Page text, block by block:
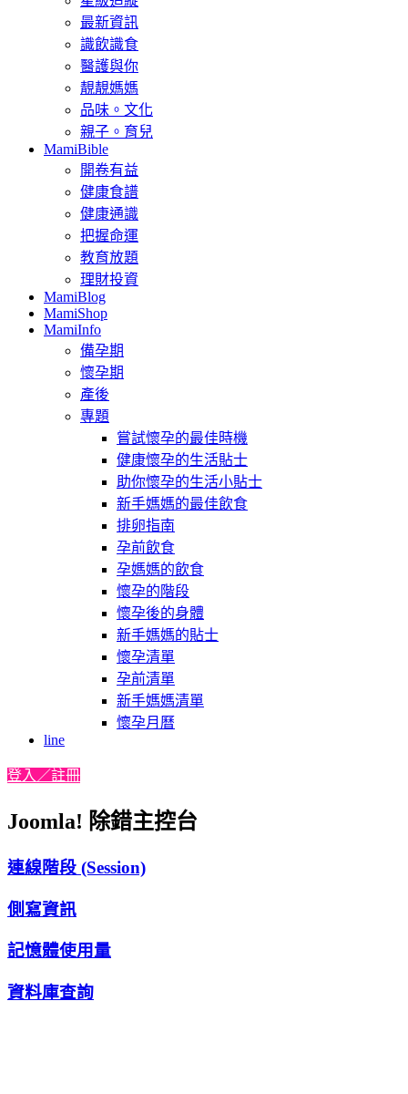
最新資訊
識飲識食
醫護與你
靚靚媽媽
品味。文化
親子。育兒
MamiBible
開卷有益
健康食譜
健康通識
把握命運
教育放題
理財投資
MamiBlog
MamiShop
MamiInfo
備孕期
懷孕期
產後
專題
嘗試懷孕的最佳時機
健康懷孕的生活貼士
助你懷孕的生活小貼士
新手媽媽的最佳飲食
排卵指南
孕前飲食
孕媽媽的飲食
懷孕的階段
懷孕後的身體
新手媽媽的貼士
懷孕清單
孕前清單
新手媽媽清單
懷孕月曆
line
登入／註冊
Joomla! 除錯主控台
連線階段 (Session)
側寫資訊
記憶體使用量
資料庫查詢